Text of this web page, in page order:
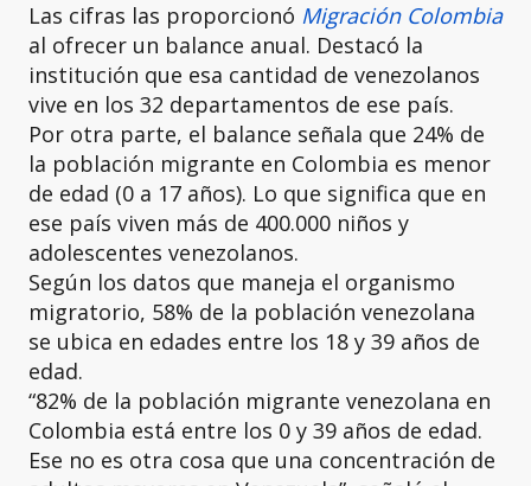
Las cifras las proporcionó Migración Colombia
al ofrecer un balance anual. Destacó la
institución que esa cantidad de venezolanos
vive en los 32 departamentos de ese país.
Por otra parte, el balance señala que 24% de
la población migrante en Colombia es menor
de edad (0 a 17 años). Lo que significa que en
ese país viven más de 400.000 niños y
adolescentes venezolanos.
Según los datos que maneja el organismo
migratorio, 58% de la población venezolana
se ubica en edades entre los 18 y 39 años de
edad.
“82% de la población migrante venezolana en
Colombia está entre los 0 y 39 años de edad.
Ese no es otra cosa que una concentración de